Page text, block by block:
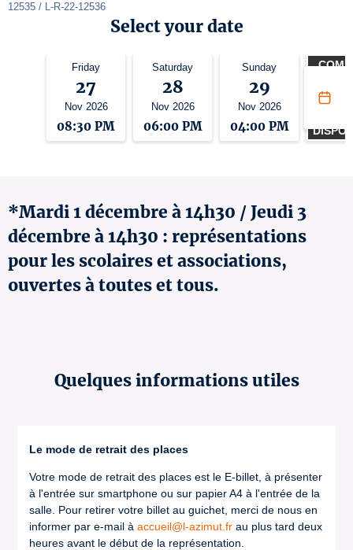
12535 / L-R-22-12536
Select your date
Friday
27
Nov 2026
08:30 PM
Saturday
28
Nov 2026
06:00 PM
Sunday
29
Nov 2026
04:00 PM
Dec
Quelques informations utiles
Le mode de retrait des places
Votre mode de retrait des places est le E-billet, à présenter
à l'entrée sur smartphone ou sur papier A4 à l'entrée de la
salle. Pour retirer votre billet au guichet, merci de nous en
informer par e-mail à accueil@l-azimut.fr au plus tard deux
heures avant le début de la représentation.
*Mardi 1 décembre à 14h30 / Jeudi 3
décembre à 14h30 : représentations
pour les scolaires et associations,
ouvertes à toutes et tous.